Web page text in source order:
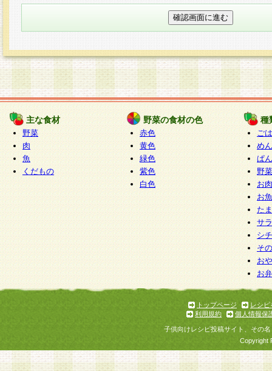
きるものとします。改定後の本規約等は、本規約
に掲示したときに、その 他の諸規定については
てその効力を生じるものとします。
4.本規約は、会員登録希望者による会員登録手続
の当社による会員登録の承認が完了した時点で会
たものとみなされ、会員に対して適用されるもの
5.当社がお聞きする個人情報は、すべて会員登録
で提 供いただいたものと考えております。従っ
自らの個人情報の提供を希望されない場合には、
をお預かりいたしません が、提供されないこと
商品やサービス等をご利用いただけない場合があ
了承ください。
6.当社は、お客様から当社が保有している個人情
加・ 利用停止等を求められた場合には、ご本人
て確認できた場合に限り、法令に準拠して合理的
いただきます。なお、開示 請求等の請求先は個
ります。
1.会員とは、本規約等を承諾のうえ、当社所定の
了し、当社が承認した者、グループとします。な
が以下に該当する場合は会員登録をすることがで
主な食材
野菜
肉
魚
くだもの
野菜の食材の色
赤色
黄色
緑色
紫色
白色
種
ご
めん
ぱん
野
お
お
た
サ
シ
そ
お
お
トップページ
レシピ
利用規約
個人情報保
子供向けレシピ投稿サイト、その
Copyright